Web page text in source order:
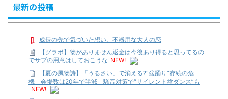
最新の投稿
成長の先で気づいた想い、不器用な大人の恋
【グラボ】物がありません返金は今後あり得ると思ってるの
でサブの用意はしておこうな NEW!
【夏の風物詩】「うるさい」で消える?“盆踊り”存続の危
機 会場数は20年で半減 騒音対策で“サイレント盆ダンス”も
NEW!